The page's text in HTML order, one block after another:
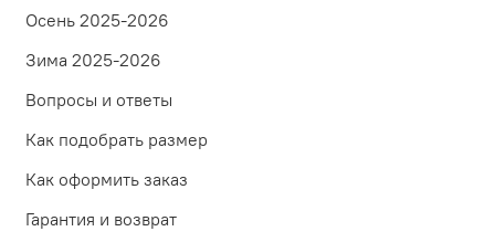
Осень 2025-2026
Зима 2025-2026
Вопросы и ответы
Как подобрать размер
Как оформить заказ
Гарантия и возврат